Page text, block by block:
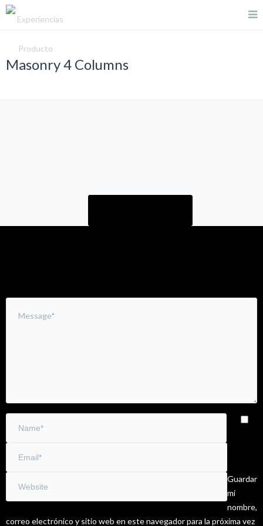
Masonry 4 Columns
Guardar
mi
nombre,
correo electrónico y sitio web en este navegador para la próxima vez